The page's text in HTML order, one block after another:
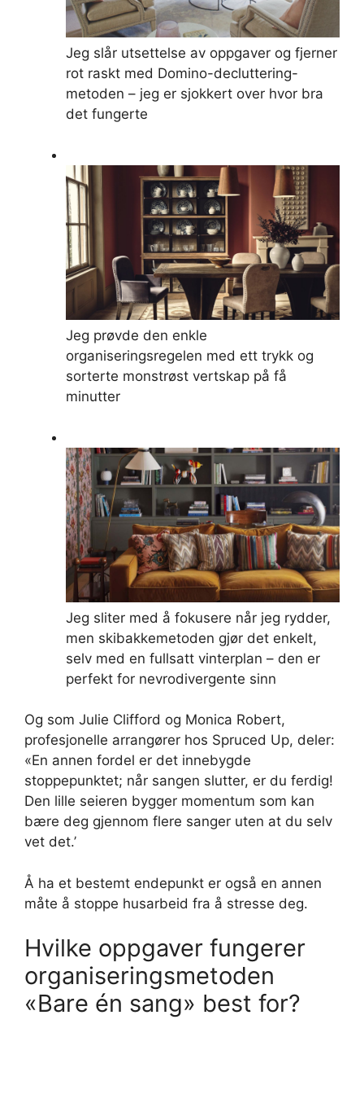
Jeg slår utsettelse av oppgaver og fjerner
rot raskt med Domino-decluttering-
metoden – jeg er sjokkert over hvor bra
det fungerte
Jeg prøvde den enkle
organiseringsregelen med ett trykk og
sorterte monstrøst vertskap på få
minutter
Jeg sliter med å fokusere når jeg rydder,
men skibakkemetoden gjør det enkelt,
selv med en fullsatt vinterplan – den er
perfekt for nevrodivergente sinn
Og som Julie Clifford og Monica Robert,
profesjonelle arrangører hos Spruced Up, deler:
«En annen fordel er det innebygde
stoppepunktet; når sangen slutter, er du ferdig!
Den lille seieren bygger momentum som kan
bære deg gjennom flere sanger uten at du selv
vet det.’
Å ha et bestemt endepunkt er også en annen
måte å stoppe husarbeid fra å stresse deg.
Hvilke oppgaver fungerer
organiseringsmetoden
«Bare én sang» best for?